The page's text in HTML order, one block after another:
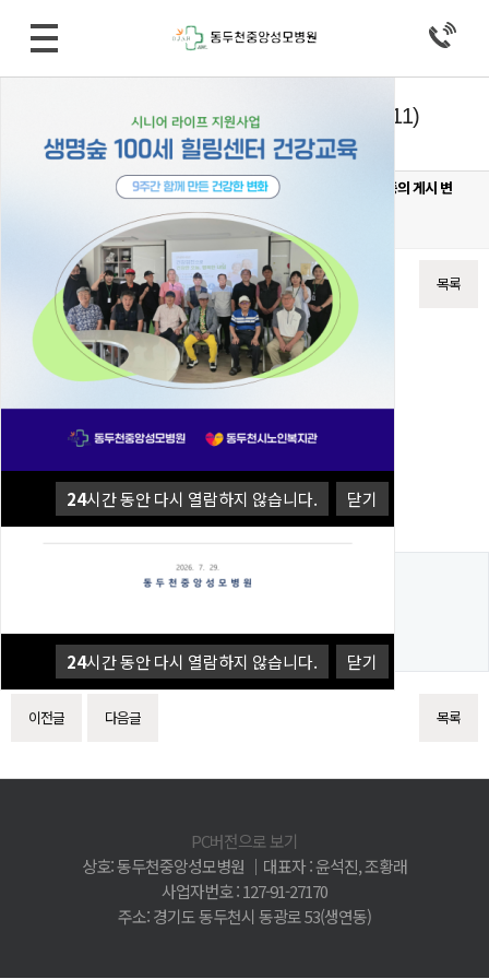
24시간 동안 다시 열람하지 않습니다. 닫기
24시간 동안 다시 열람하지 않습니다. 닫기
병원소식 > 공지사항
비급여 진료비용 등의 게시 변경 (2022/07/11)
작성자 중앙성모병원 22-07-11 17:27조회 6,904회댓글 0건
20220711 _ 주사료_이학요법 _ 홈페이지 원내비치비급여 진료비용 등의 게시 변
143회 다운로드
DATE : 2022-07-11 17:27:33
이전글 다음글 목록
본문
첨부자료 참조
등록된 댓글이 없습니다.
이전글 다음글 목록
PC버전으로 보기
상호: 동두천중앙성모병원 │대표자 : 윤석진, 조황래
사업자번호 : 127-91-27170
주소: 경기도 동두천시 동광로 53(생연동)